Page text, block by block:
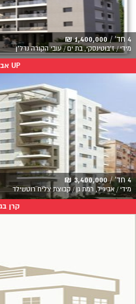
4 חד' / 1,400,000 ₪
מידי / ז'בוטינסקי, בת ים / עובי הקורה נדל"ן
UP אביגייל
4 חד' / 3,400,000 ₪
מידי / אביגיל, רמת גן / קבוצת צליח רוטשילד
קרן